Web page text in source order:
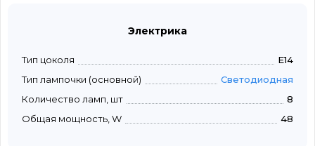
Электрика
Тип цоколя
E14
Тип лампочки (основной)
Светодиодная
Количество ламп, шт
8
Общая мощность, W
48